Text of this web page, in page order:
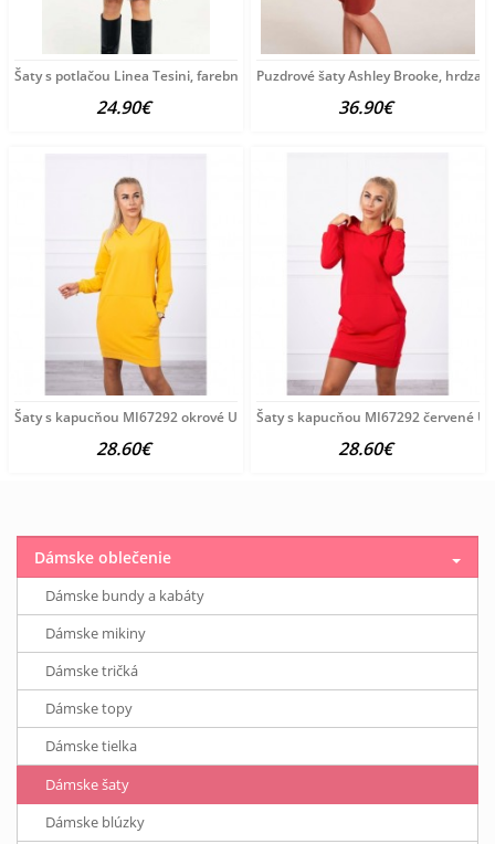
Šaty s potlačou Linea Tesini, farebné
24.90€
Puzdrové šaty Ashley Brooke,
36.90€
Šaty s kapucňou MI67292 okrové Univerzálna Okrová
28.60€
Šaty s kapucňou MI67292 červené
28.60€
Dámske oblečenie
Dámske bundy a kabáty
Dámske mikiny
Dámske tričká
Dámske topy
Dámske tielka
Dámske šaty
Dámske blúzky